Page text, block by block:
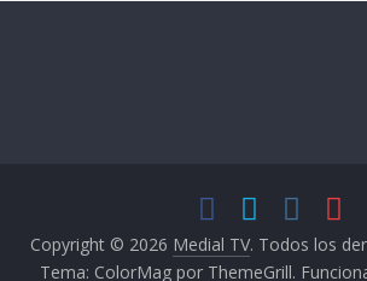
Copyright © 2026 Medial TV. Todos los
Tema: ColorMag por ThemeGrill.